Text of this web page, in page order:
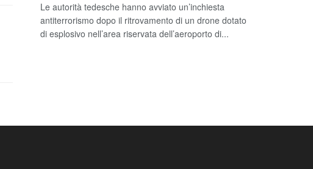
Le autorità tedesche hanno avviato un’inchiesta
antiterrorismo dopo il ritrovamento di un drone dotato
di esplosivo nell’area riservata dell’aeroporto di...